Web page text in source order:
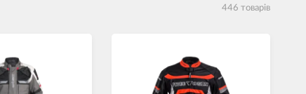
Джерела безперебійного живлення
446 товарiв